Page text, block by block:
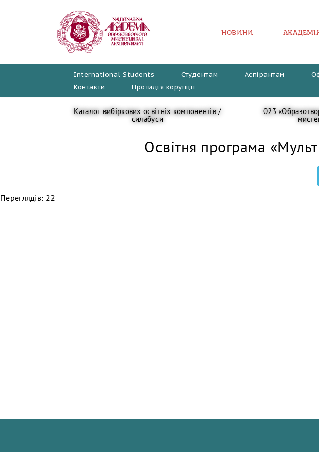
НОВИНИ
International Students Студентам Аспірантам
Контакти
Протидія корупції
Каталог вибіркових освітніх компонентів /
силабуси
023
Освітня програма
Переглядів: 22